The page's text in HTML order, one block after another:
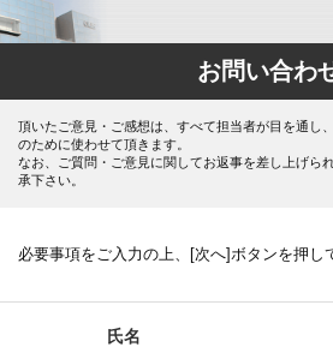
お問い合わ
頂いたご意見・ご感想は、すべて担当者が目を通し
のために使わせて頂きます。
なお、ご質問・ご意見に関してお返事を差し上げら
承下さい。
必要事項をご入力の上、[次へ]ボタンを押し
氏名